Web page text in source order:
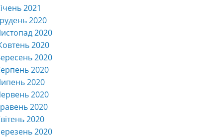
2021
2020
2020
2020
2020
2020
2020
2020
2020
2020
2020